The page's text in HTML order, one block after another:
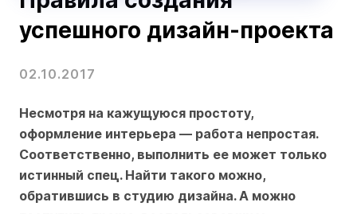
успешного дизайн-проекта
02.10.2017
Несмотря на кажущуюся простоту,
оформление интерьера — работа непростая.
Соответственно, выполнить ее может только
истинный спец. Найти такого можно,
обратившись в студию дизайна. А можно